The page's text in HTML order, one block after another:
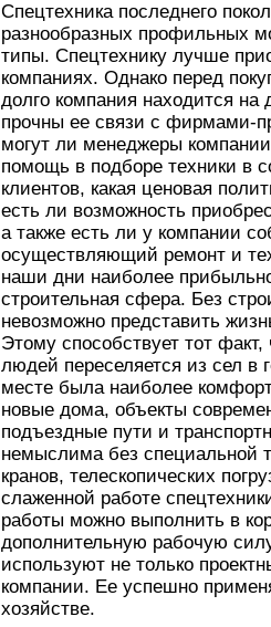
Спецтехника последнего
разнообразных профильных
типы. Спецтехнику лучше
компаниях. Однако перед
долго компания находится на
прочны ее связи с фирмами-
могут ли менеджеры
помощь в подборе техники в
клиентов, какая ценовая
есть ли возможность
а также есть ли у компании
осуществляющий ремонт и
наши дни наиболее
строительная сфера. Без
невозможно представить
Этому способствует тот
людей переселяется из сел в
месте была наиболее
новые дома, объекты
подъездные пути и
немыслима без специальной
кранов, телескопических
слаженной работе
работы можно выполнить в
дополнительную рабочую
используют не только
компании. Ее успешно
хозяйстве.